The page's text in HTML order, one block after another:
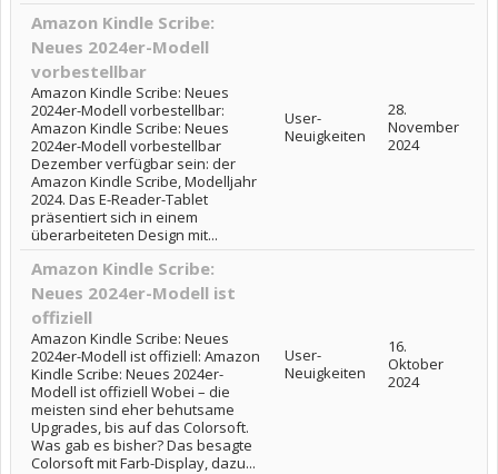
Amazon Kindle Scribe:
Neues 2024er-Modell
vorbestellbar
Amazon Kindle Scribe: Neues
2024er-Modell vorbestellbar:
Amazon Kindle Scribe: Neues
2024er-Modell vorbestellbar
Dezember verfügbar sein: der
Amazon Kindle Scribe, Modelljahr
2024. Das E-Reader-Tablet
präsentiert sich in einem
überarbeiteten Design mit...
User-
Neuigkeiten
28.
November
2024
Amazon Kindle Scribe:
Neues 2024er-Modell ist
offiziell
Amazon Kindle Scribe: Neues
2024er-Modell ist offiziell: Amazon
Kindle Scribe: Neues 2024er-
Modell ist offiziell Wobei – die
meisten sind eher behutsame
Upgrades, bis auf das Colorsoft.
Was gab es bisher? Das besagte
Colorsoft mit Farb-Display, dazu...
User-
Neuigkeiten
16.
Oktober
2024